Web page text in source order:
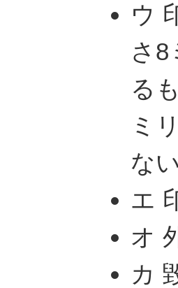
ウ
さ8
る
ミ
な
エ
オ
カ